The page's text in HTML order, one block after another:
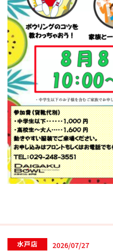
水戸店 2026/07/27